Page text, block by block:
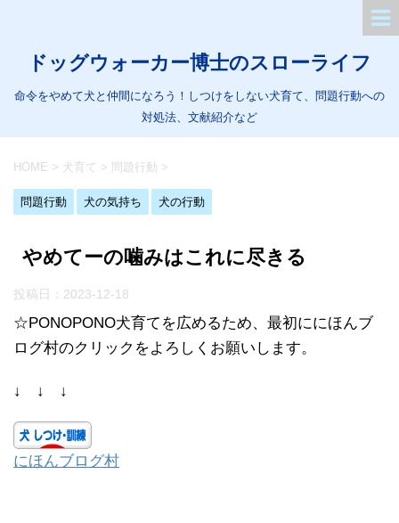
ドッグウォーカー博士のスローライフ
命令をやめて犬と仲間になろう！しつけをしない犬育て、問題行動への
対処法、文献紹介など
HOME > 犬育て > 問題行動 >
問題行動 犬の気持ち 犬の行動
やめてーの噛みはこれに尽きる
投稿日： 2023-12-18
☆PONOPONO犬育てを広めるため、最初ににほんブ
ログ村のクリックをよろしくお願いします。
↓ ↓ ↓
にほんブログ村